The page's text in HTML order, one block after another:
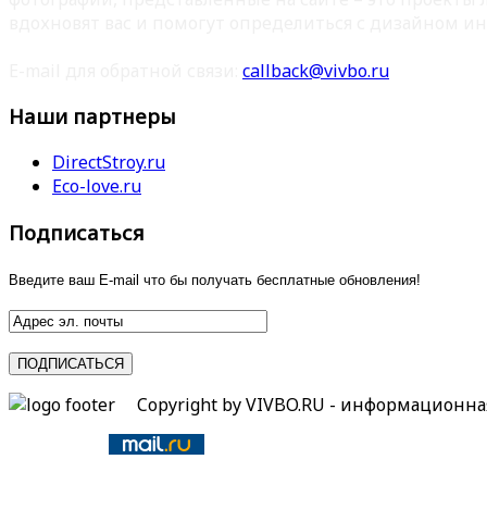
callback@vivbo.ru
Наши партнеры
DirectStroy.ru
Eco-love.ru
Подписаться
Введите ваш E-mail что бы получать бесплатные обновления!
Copyright by VIVBO.RU -